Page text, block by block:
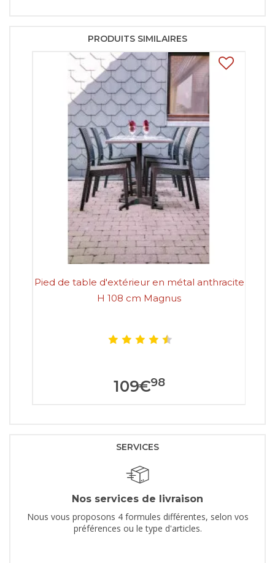
PRODUITS SIMILAIRES
Pied de table d'extérieur en métal anthracite
H 108 cm Magnus
109€98
SERVICES
Nos services de livraison
Nous vous proposons 4 formules différentes, selon vos
préférences ou le type d'articles.